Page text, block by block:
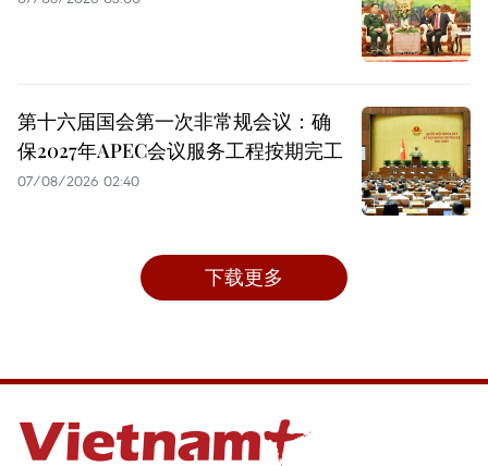
第十六届国会第一次非常规会议：确
保2027年APEC会议服务工程按期完工
07/08/2026 02:40
下载更多